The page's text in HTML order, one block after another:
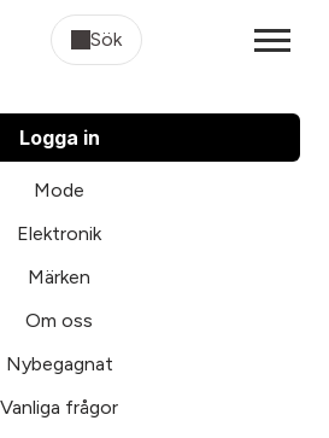
Sök
Logga in
Mode
Elektronik
Märken
Om oss
Nybegagnat
Vanliga frågor